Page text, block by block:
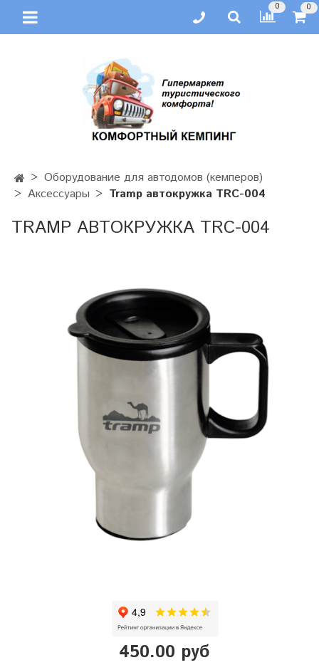
0 0
Оборудование для автодомов (кемперов)
Аксессуары
Tramp автокружка TRC-004
TRAMP АВТОКРУЖКА TRC-004
450.00 руб